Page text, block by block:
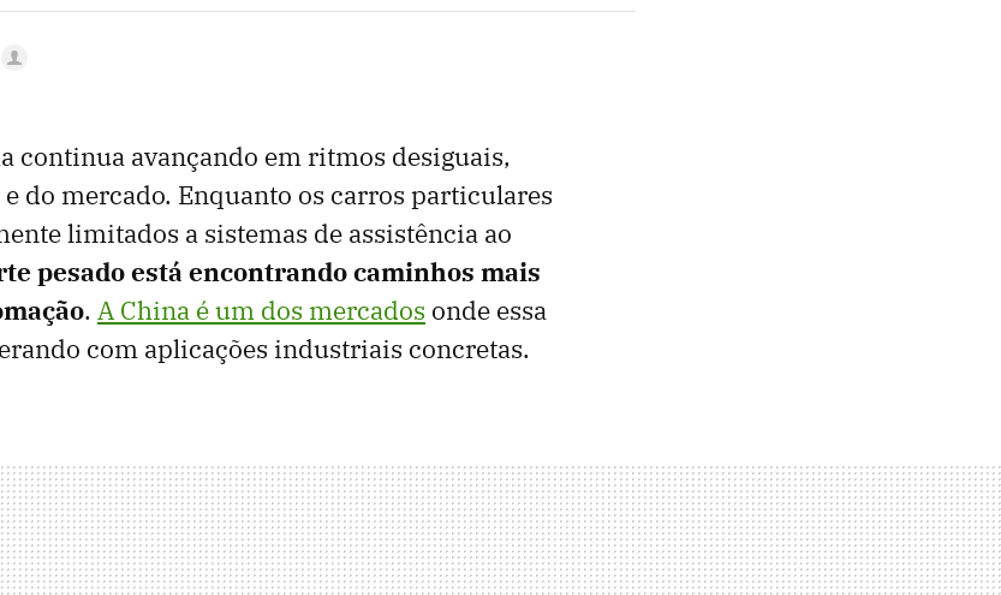
continua avançando em ritmos desiguais,
do mercado. Enquanto os carros particulares
limitados a sistemas de assistência ao
pesado está encontrando caminhos mais
. A China é um dos mercados onde essa
com aplicações industriais concretas.